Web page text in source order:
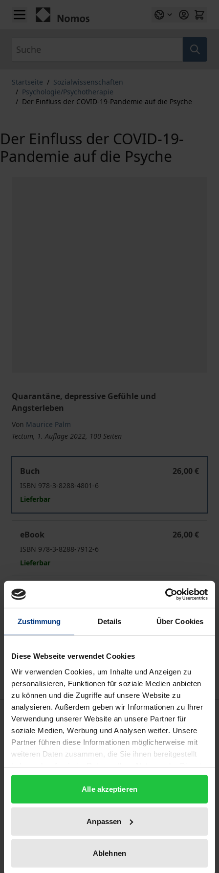
Zustimmung Details Über Cookies
Diese Webseite verwendet Cookies
Wir verwenden Cookies, um Inhalte und Anzeigen zu
personalisieren, Funktionen für soziale Medien anbieten
zu können und die Zugriffe auf unsere Website zu
analysieren. Außerdem geben wir Informationen zu Ihrer
Verwendung unserer Website an unsere Partner für
soziale Medien, Werbung und Analysen weiter. Unsere
Partner führen diese Informationen möglicherweise mit
weiteren Daten zusammen, die Sie ihnen bereitgestellt
gesammelt haben.
Alle akzeptieren
Anpassen
Ablehnen
Zum Inhalt springen
Startseite / Sozialwissenschaften
/ Psychologie/Psychotherapie
/ Der Einfluss der COVID-19-Pandemie auf die Psyche
Der Einfluss der COVID-19-
Pandemie auf die Psyche
Quarantäne, depressive Gefühle und
Angsterleben
Von Maurice Palm
Tectum, 1. Auflage 2022, 100 Seiten
Buch
26,00 €
ISBN 978-3-8288-4801-6
Lieferbar
eBook
26,00 €
ISBN 978-3-8288-7912-6
Lieferbar
Preisangaben inkl. MwSt. Abhängig von der Lieferadresse
kann die MwSt. an der Kasse variieren.
In den Warenkorb
Beschreibung
Inwiefern hängt durch die COVID-19-Pandemie
bedingte Quarantäne mit depressiven Gefühlen und
stammender, repräsentativer Datensatz quantitativ
ausgewertet. Die statistische Analyse der ordinalen
logistischen Regressionen zeigt, dass Individuen, die
sich in Quarantäne befinden, stärkere Angst und
depressive Gefühle erleben, wohingegen die
multinomialen logistischen Regressionen